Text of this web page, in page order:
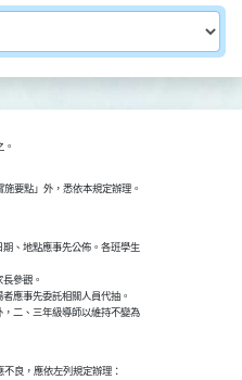
要點」外，悉依本規定辦理。
期、地點應事先公佈。各班學生
參觀。
者應事先委託相關人員代抽。
，二、三年級導師以維持不變為
良，應依左列規定辦理：